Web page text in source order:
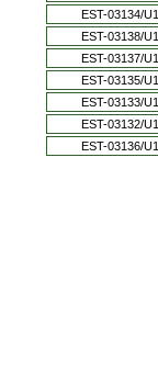
EST-03134/
EST-03138/
EST-03137/
EST-03135/
EST-03133/
EST-03132/
EST-03136/